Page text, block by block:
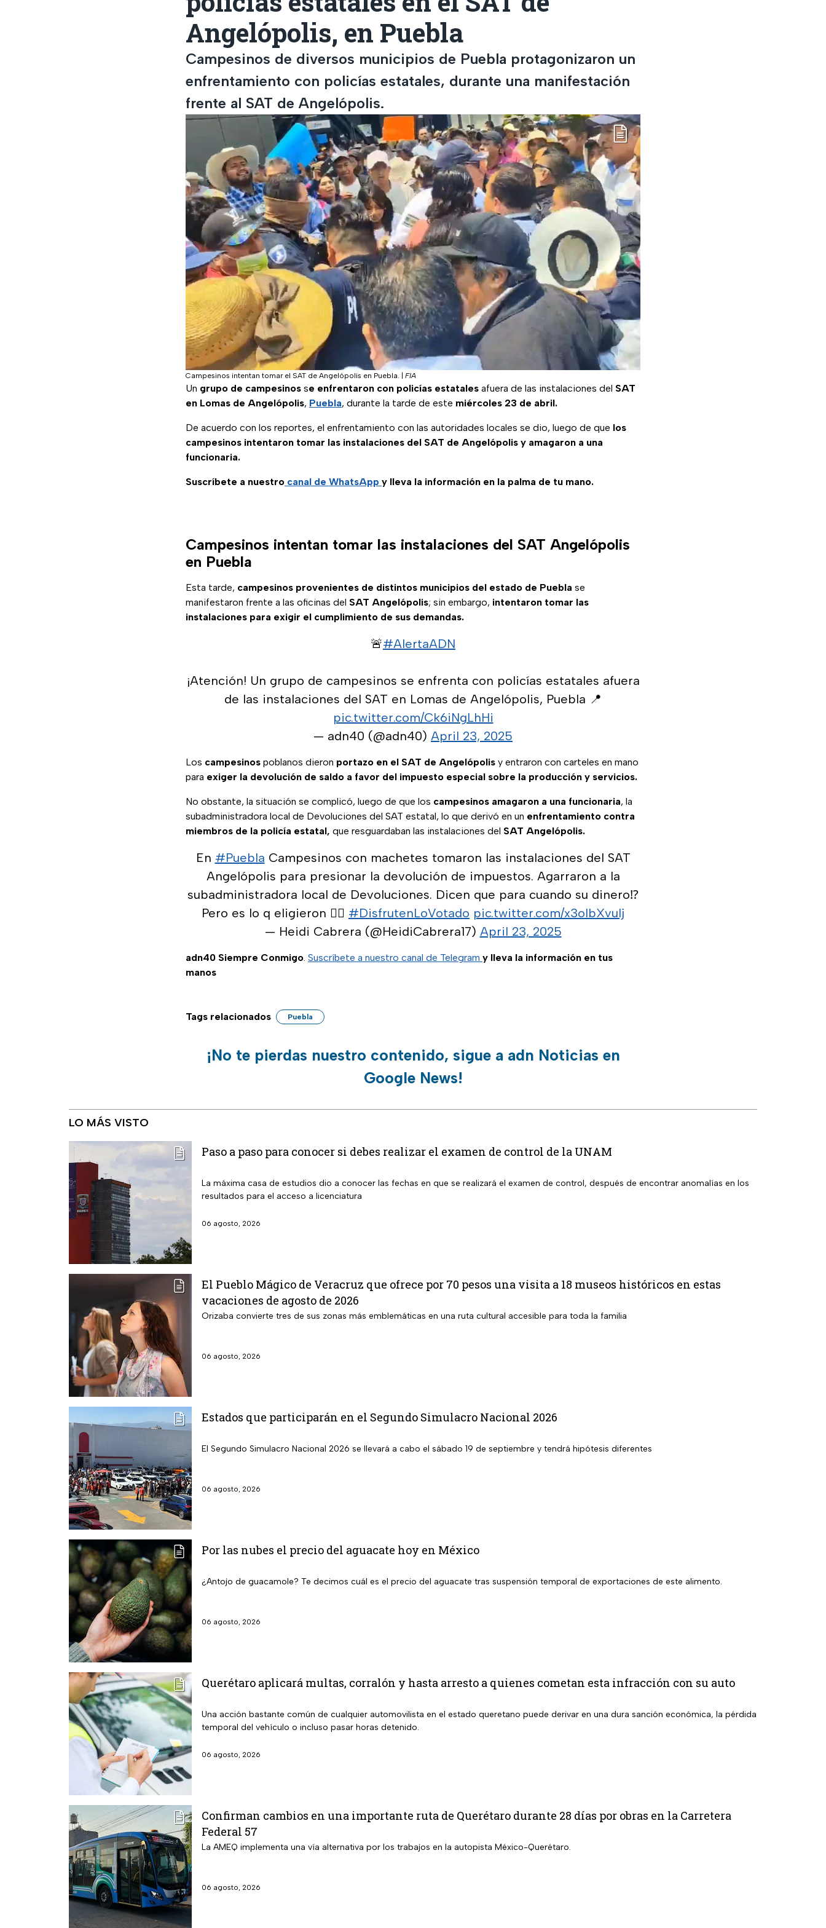
Angelópolis, en Puebla
Campesinos de diversos municipios de Puebla protagonizaron un
enfrentamiento con policías estatales, durante una manifestación
frente al SAT de Angelópolis.
Campesinos intentan tomar el SAT de Angelópolis en Puebla. FIA
Un grupo de campesinos se enfrentaron con policías estatales afuera de las instalaciones del SAT
en Lomas de Angelópolis, Puebla, durante la tarde de este miércoles 23 de abril.
De acuerdo con los reportes, el enfrentamiento con las autoridades locales se dio, luego de que los
campesinos intentaron tomar las instalaciones del SAT de Angelópolis y amagaron a una
funcionaria.
Suscríbete a nuestro canal de WhatsApp y lleva la información en la palma de tu mano.
Campesinos intentan tomar las instalaciones del SAT Angelópolis
en Puebla
Esta tarde, campesinos provenientes de distintos municipios del estado de Puebla se
manifestaron frente a las oficinas del SAT Angelópolis; sin embargo, intentaron tomar las
instalaciones para exigir el cumplimiento de sus demandas.
🚨#AlertaADN
¡Atención! Un grupo de campesinos se enfrenta con policías estatales afuera
de las instalaciones del SAT en Lomas de Angelópolis, Puebla 📍
pic.twitter.com/Ck6iNgLhHi
— adn40 (@adn40) April 23, 2025
Los campesinos poblanos dieron portazo en el SAT de Angelópolis y entraron con carteles en mano
para exiger la devolución de saldo a favor del impuesto especial sobre la producción y servicios.
No obstante, la situación se complicó, luego de que los campesinos amagaron a una funcionaria, la
subadministradora local de Devoluciones del SAT estatal, lo que derivó en un enfrentamiento contra
miembros de la policía estatal, que resguardaban las instalaciones del SAT Angelópolis.
En #Puebla Campesinos con machetes tomaron las instalaciones del SAT
Angelópolis para presionar la devolución de impuestos. Agarraron a la
subadministradora local de Devoluciones. Dicen que para cuando su dinero⁉️
Pero es lo q eligieron 🤷‍♀️ #DisfrutenLoVotado pic.twitter.com/x3oIbXvuIj
— Heidi Cabrera (@HeidiCabrera17) April 23, 2025
adn40 Siempre Conmigo. Suscríbete a nuestro canal de Telegram y lleva la información en tus
manos
Tags relacionados Puebla
¡No te pierdas nuestro contenido, sigue a adn Noticias en
Google News!
LO MÁS VISTO
Paso a paso para conocer si debes realizar el examen de control de la UNAM
La máxima casa de estudios dio a conocer las fechas en que se realizará el examen de control, después de encontrar anomalías en los
resultados para el acceso a licenciatura
06 agosto, 2026
El Pueblo Mágico de Veracruz que ofrece por 70 pesos una visita a 18 museos históricos en estas
vacaciones de agosto de 2026
Orizaba convierte tres de sus zonas más emblemáticas en una ruta cultural accesible para toda la familia
06 agosto, 2026
Estados que participarán en el Segundo Simulacro Nacional 2026
El Segundo Simulacro Nacional 2026 se llevará a cabo el sábado 19 de septiembre y tendrá hipótesis diferentes
06 agosto, 2026
Por las nubes el precio del aguacate hoy en México
¿Antojo de guacamole? Te decimos cuál es el precio del aguacate tras suspensión temporal de exportaciones de este alimento.
06 agosto, 2026
Querétaro aplicará multas, corralón y hasta arresto a quienes cometan esta infracción con su auto
Una acción bastante común de cualquier automovilista en el estado queretano puede derivar en una dura sanción económica, la pérdida
temporal del vehículo o incluso pasar horas detenido.
06 agosto, 2026
Confirman cambios en una importante ruta de Querétaro durante 28 días por obras en la Carretera
Federal 57
La AMEQ implementa una vía alternativa por los trabajos en la autopista México-Querétaro.
06 agosto, 2026